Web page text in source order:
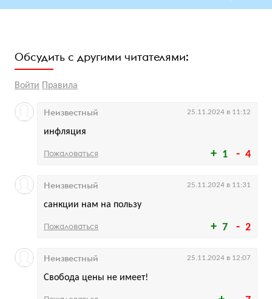
Обсудить с другими читателями:
Войти Правила
1 4
инфляция
Неизвестный 25.11.2024 в 11:12
Пожаловаться
7 2
санкции нам на пользу
Неизвестный 25.11.2024 в 11:31
Пожаловаться
Свобода цены не имеет!
Неизвестный 25.11.2024 в 12:07